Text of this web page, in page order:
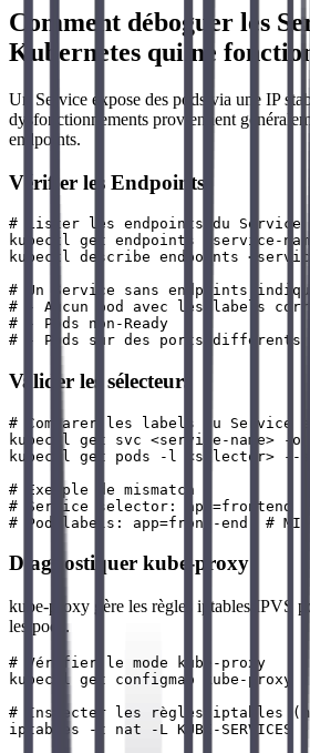
Comment déboguer les
Kubernetes qui ne
Un Service expose des pods via une IP
dysfonctionnements proviennent
endpoints.
Vérifier les Endpoints
# Lister les endpoints du Service
kubectl get endpoints <service-
kubectl describe endpoints
# Un Service sans endpoints
# - Aucun pod avec les labels
# - Pods non-Ready
Valider les sélecteurs
# Comparer les labels du Service
kubectl get svc <service-name>
kubectl get pods -l <selector> --
# Exemple de mismatch
# Service selector: app=frontend
Diagnostiquer kube-proxy
kube-proxy gère les règles iptables/IPVS
les pods.
# Vérifier le mode kube-proxy
kubectl get configmap kube-proxy
# Inspecter les règles iptables
iptables -t nat -L KUBE-SERVICES